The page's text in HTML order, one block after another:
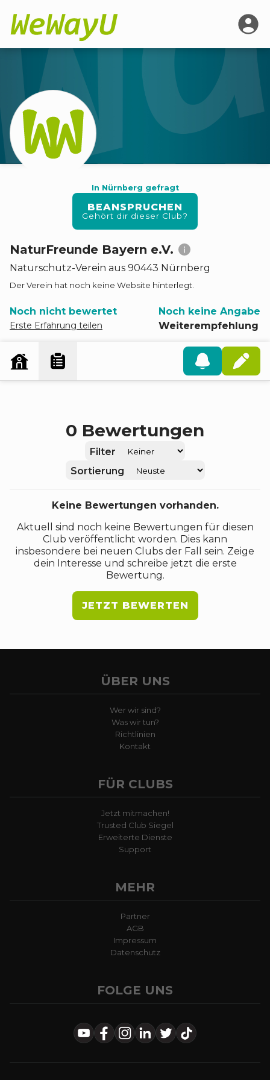
In Nürnberg gefragt
BEANSPRUCHEN
Gehört dir dieser Club?
NaturFreunde Bayern e.V.
Naturschutz-Verein aus 90443 Nürnberg
Der Verein hat noch keine Website hinterlegt.
Noch nicht bewertet
Erste Erfahrung teilen
Noch keine Angabe
Weiterempfehlung
0 Bewertungen
Filter
Sortierung
Keine Bewertungen vorhanden.
Aktuell sind noch keine Bewertungen für diesen
Club veröffentlicht worden. Dies kann
insbesondere bei neuen Clubs der Fall sein. Zeige
dein Interesse und schreibe jetzt die erste
Bewertung.
JETZT BEWERTEN
ÜBER UNS
Wer wir sind?
Was wir tun?
Richtlinien
Kontakt
FÜR CLUBS
Jetzt mitmachen!
Trusted Club Siegel
Erweiterte Dienste
Support
MEHR
Partner
AGB
Impressum
Datenschutz
FOLGE UNS